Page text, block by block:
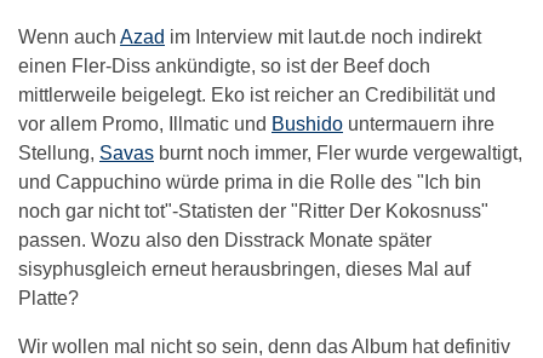
Wenn auch Azad im Interview mit laut.de noch indirekt
einen Fler-Diss ankündigte, so ist der Beef doch
mittlerweile beigelegt. Eko ist reicher an Credibilität und
vor allem Promo, Illmatic und Bushido untermauern ihre
Stellung, Savas burnt noch immer, Fler wurde vergewaltigt,
und Cappuchino würde prima in die Rolle des "Ich bin
noch gar nicht tot"-Statisten der "Ritter Der Kokosnuss"
passen. Wozu also den Disstrack Monate später
sisyphusgleich erneut herausbringen, dieses Mal auf
Platte?
Wir wollen mal nicht so sein, denn das Album hat definitiv